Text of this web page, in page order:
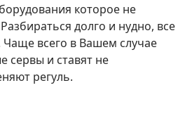
которое не
долго и нудно, все
Чаще всего в Вашем случае
сервы и ставят не
регуль.